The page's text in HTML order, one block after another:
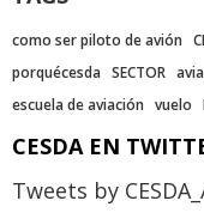
como ser piloto de avión
porquécesda SECTOR
escuela de aviación vuelo
CESDA EN
Tweets by